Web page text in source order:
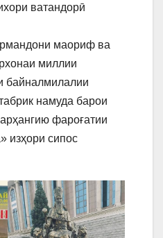
ватандорӣ
маориф ва
миллии
байналмилалии
намуда барои
фароғатии
изҳори сипос